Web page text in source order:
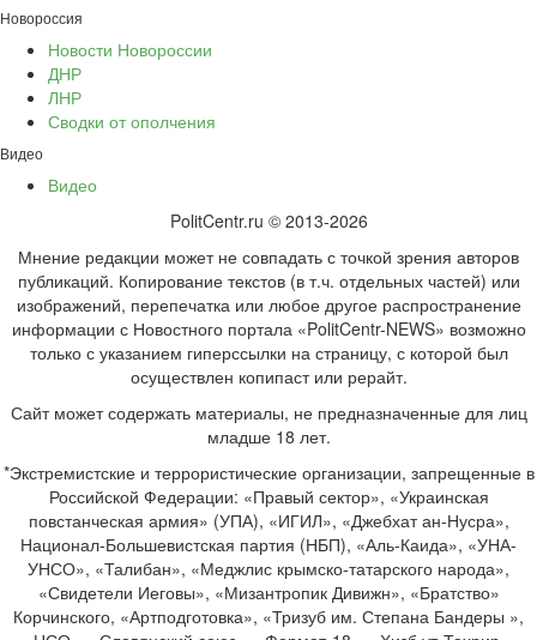
Новороссия
Новости Новороссии
ДНР
ЛНР
Сводки от ополчения
Видео
Видео
PolitCentr.ru © 2013-2026
Мнение редакции может не совпадать с точкой зрения авторов
публикаций. Копирование текстов (в т.ч. отдельных частей) или
изображений, перепечатка или любое другое распространение
информации с Новостного портала «PolitCentr-NEWS» возможно
только с указанием гиперссылки на страницу, с которой был
осуществлен копипаст или рерайт.
Сайт может содержать материалы, не предназначенные для лиц
младше 18 лет.
*Экстремистские и террористические организации, запрещенные в
Российской Федерации: «Правый сектор», «Украинская
повстанческая армия» (УПА), «ИГИЛ», «Джебхат ан-Нусра»,
Национал-Большевистская партия (НБП), «Аль-Каида», «УНА-
УНСО», «Талибан», «Меджлис крымско-татарского народа»,
«Свидетели Иеговы», «Мизантропик Дивижн», «Братство»
Корчинского, «Артподготовка», «Тризуб им. Степана Бандеры »,